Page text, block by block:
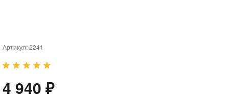
Артикул:2241
4 940 ₽